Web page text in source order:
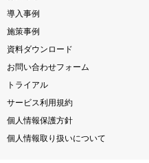
導入事例
施策事例
資料ダウンロード
お問い合わせフォーム
トライアル
サービス利用規約
個人情報保護方針
個人情報取り扱いについて